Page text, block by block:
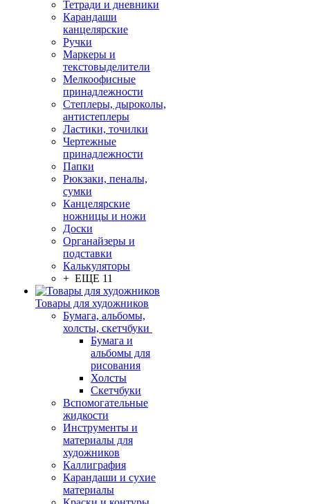
Тетради и дневники
Карандаши
канцелярские
Ручки
Маркеры и
текстовыделители
Мелкоофисные
принадлежности
Степлеры, дыроколы,
антистеплеры
Ластики, точилки
Чертежные
принадлежности
Папки
Рюкзаки, пеналы,
сумки
Канцелярские
ножницы и ножи
Доски
Органайзеры и
подставки
Калькуляторы
+ ЕЩЕ 11
Товары для художников
Бумага, альбомы,
холсты, скетчбуки
Бумага и
альбомы для
рисования
Холсты
Скетчбуки
Вспомогательные
жидкости
Инструменты и
материалы для
художников
Каллиграфия
Карандаши и сухие
материалы